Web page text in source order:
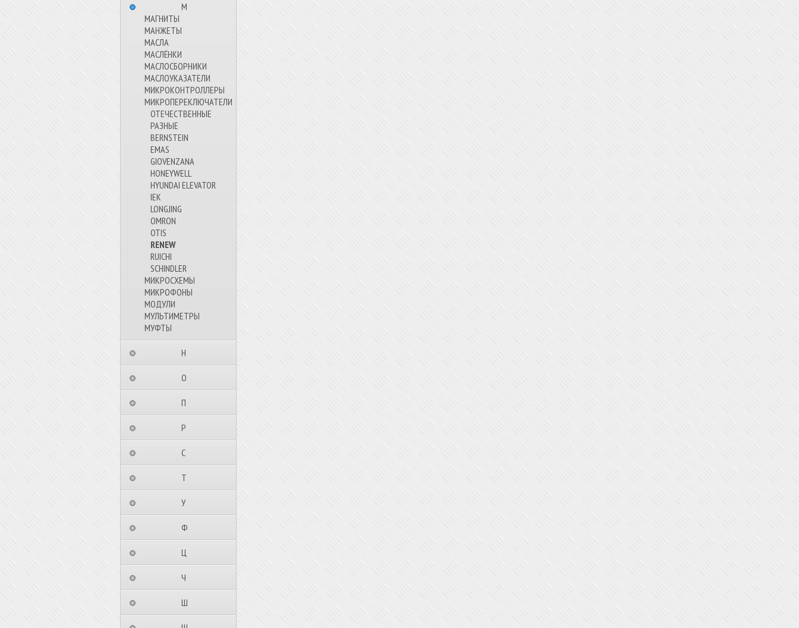
⠀⠀⠀⠀⠀⠀М⠀⠀⠀⠀⠀⠀⠀
МАГНИТЫ
МАНЖЕТЫ
МАСЛА
МАСЛЁНКИ
МАСЛОСБОРНИКИ
МАСЛОУКАЗАТЕЛИ
МИКРОКОНТРОЛЛЕРЫ
МИКРОПЕРЕКЛЮЧАТЕЛИ
ОТЕЧЕСТВЕННЫЕ
РАЗНЫЕ
BERNSTEIN
EMAS
GIOVENZANA
HONEYWELL
HYUNDAI ELEVATOR
IEK
LONGJING
OMRON
OTIS
RENEW
RUICHI
SCHINDLER
МИКРОСХЕМЫ
МИКРОФОНЫ
МОДУЛИ
МУЛЬТИМЕТРЫ
МУФТЫ
⠀⠀⠀⠀⠀⠀Н⠀⠀⠀⠀⠀⠀⠀
⠀⠀⠀⠀⠀⠀О⠀⠀⠀⠀⠀⠀⠀
⠀⠀⠀⠀⠀⠀П⠀⠀⠀⠀⠀⠀⠀
⠀⠀⠀⠀⠀⠀Р⠀⠀⠀⠀⠀⠀⠀
⠀⠀⠀⠀⠀⠀С⠀⠀⠀⠀⠀⠀⠀
⠀⠀⠀⠀⠀⠀Т⠀⠀⠀⠀⠀⠀⠀
⠀⠀⠀⠀⠀⠀У⠀⠀⠀⠀⠀⠀⠀
⠀⠀⠀⠀⠀⠀Ф⠀⠀⠀⠀⠀⠀⠀
⠀⠀⠀⠀⠀⠀Ц⠀⠀⠀⠀⠀⠀⠀
⠀⠀⠀⠀⠀⠀Ч⠀⠀⠀⠀⠀⠀⠀
⠀⠀⠀⠀⠀⠀Ш⠀⠀⠀⠀⠀⠀⠀